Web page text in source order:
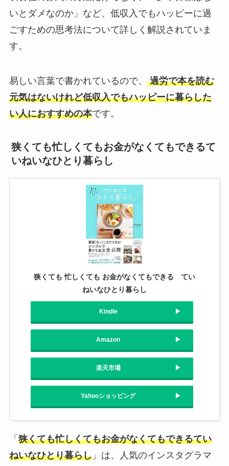
いとダメなのか」など、低収入でもハッピーに過
ごすための思考法について詳しく解説されていま
す。
易しい言葉で書かれているので、 過労で本を読む
元気はないけれど低収入でもハッピーに暮らした
い人におすすめの本です。
狭くても忙しくてもお金がなくてもできるて
いねいなひとり暮らし
狭くても 忙しくても お金がなくてもできる てい
ねいなひとり暮らし
Kindle
Amazon
楽天市場
Yahooショッピング
「 狭くても忙しくてもお金がなくてもできるてい
ねいなひとり暮らし」は、人気のインスタグラマ